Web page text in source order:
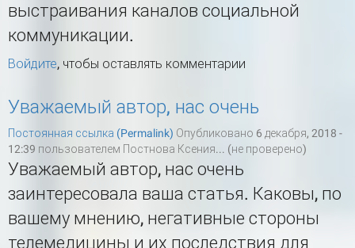
выстраивания каналов социальной
коммуникации.
Войдите, чтобы оставлять комментарии
Уважаемый автор, нас очень
Постоянная ссылка (Permalink) Опубликовано 6 декабря, 2018 -
12:39 пользователем Постнова Ксения... (не проверено)
Уважаемый автор, нас очень
заинтересовала ваша статья. Каковы, по
вашему мнению, негативные стороны
телемедицины и их последствия для